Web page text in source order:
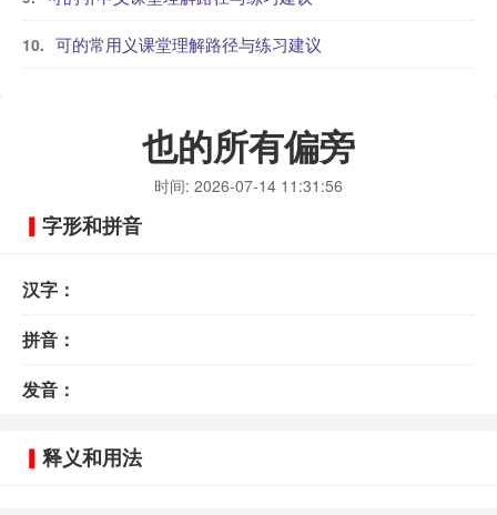
可的常用义课堂理解路径与练习建议
也的所有偏旁
时间: 2026-07-14 11:31:56
字形和拼音
汉字：
拼音：
发音：
释义和用法